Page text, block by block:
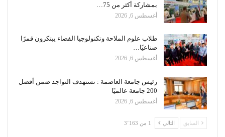
بمشاركة أكثر من 75…
أغسطس 6, 2026
طلاب علوم الملاحة وتكنولوجيا الفضاء يبتكرون قمرًا
صناعيًا…
أغسطس 6, 2026
رئيس جامعة العاصمة : نستهدف التواجد ضمن أفضل
200 جامعة عالميًا
أغسطس 6, 2026
السابق التالي 1 من 3٬163